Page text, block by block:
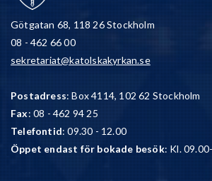
Götgatan 68, 118 26 Stockholm
08 - 462 66 00
sekretariat@katolskakyrkan.se
Postadress: Box 4114, 102 62 Stockholm
Fax: 08 - 462 94 25
Telefontid: 09.30 - 12.00
Öppet endast för bokade besök: Kl.